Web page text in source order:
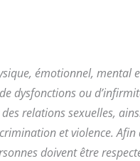
émotionnel, mental
dysfonctions ou
relations sexuelles,
et violence. Afin
doivent être